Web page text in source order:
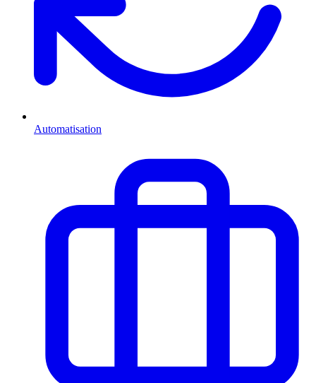
Automatisation